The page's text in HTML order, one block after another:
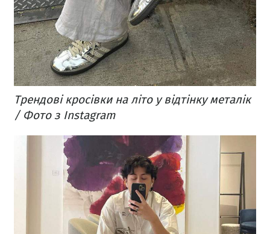
Трендові кросівки на літо у відтінку металік
/ Фото з Instagram